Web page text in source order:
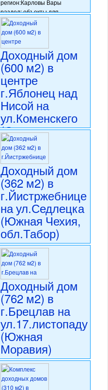
регион:Карловы Вары
раздел: объекты для
коммерческого использования
состояние: после
реконструкции
номер объекта:20772
Доходный дом
(600 м2) в
центре
г.Яблонец над
Нисой на
ул.Коменскего
(Северо-
Восточная
Чехия)
22 880 000 CZK
регион:Северо-Восточная
Чехия
раздел: объекты для
коммерческого использования
состояние: стандарт
номер объекта:
20743
Доходный дом
(362 м2) в
г.Йистржебнице
на ул.Седлецка
(Южная Чехия,
обл.Табор)
16 900 000 CZK
регион:Южная Чехия
раздел: объекты для
коммерческого использования
состояние: новостройка
номер объекта: 20714
Доходный дом
(762 м2) в
г.Брецлав на
ул.17.листопаду
(Южная
Моравия)
22 000 000 CZK
регион:Южная Моравия
раздел: объекты для